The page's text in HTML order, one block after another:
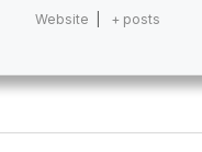
Website + posts